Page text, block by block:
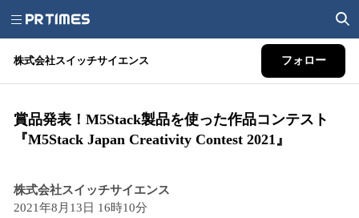
株式会社スイッチサイエンス フォロー
賞品発表！M5Stack製品を使った作品コンテスト
『M5Stack Japan Creativity Contest 2021』
株式会社スイッチサイエンス
2021年8月13日 16時10分